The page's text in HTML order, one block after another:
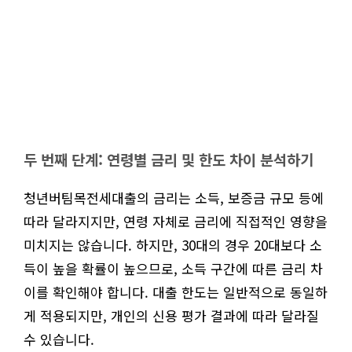
두 번째 단계: 연령별 금리 및 한도 차이 분석하기
청년버팀목전세대출의 금리는 소득, 보증금 규모 등에
따라 달라지지만, 연령 자체로 금리에 직접적인 영향을
미치지는 않습니다. 하지만, 30대의 경우 20대보다 소
득이 높을 확률이 높으므로, 소득 구간에 따른 금리 차
이를 확인해야 합니다. 대출 한도는 일반적으로 동일하
게 적용되지만, 개인의 신용 평가 결과에 따라 달라질
수 있습니다.